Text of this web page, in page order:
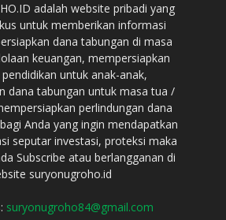
adalah website pribadi yang
untuk memberikan informasi
dana tabungan di masa
keuangan, mempersiapkan
untuk anak-anak,
dana tabungan untuk masa tua /
perlindungan dana
Anda yang ingin mendapatkan
seputar investasi, proteksi maka
Subscribe atau berlangganan di
suryonugroho.id
suryonugroho84@gmail.com